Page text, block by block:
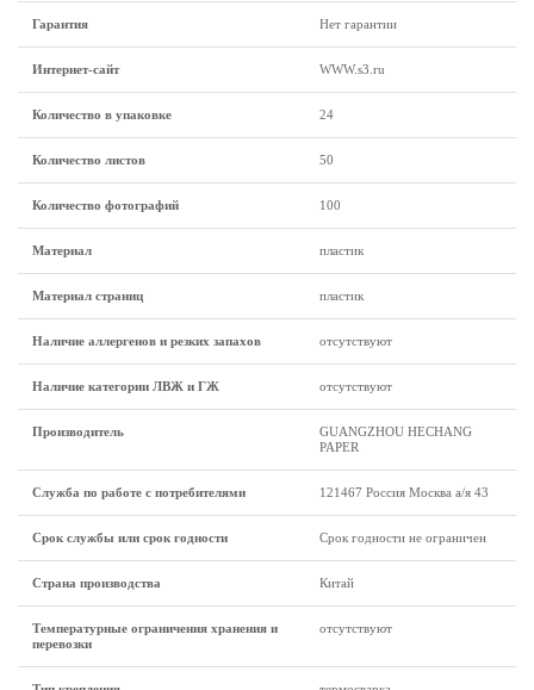
Гарантия Нет гарантии
Интернет-сайт WWW.s3.ru
Количество в упаковке 24
Количество листов 50
Количество фотографий 100
Материал пластик
Материал страниц пластик
Наличие аллергенов и резких запахов отсутствуют
Наличие категории ЛВЖ и ГЖ отсутствуют
Производитель
GUANGZHOU HECHANG
PAPER
Служба по работе с потребителями 121467 Россия Москва а/я 43
Срок службы или срок годности Срок годности не ограничен
Страна производства Китай
Температурные ограничения хранения и
перевозки
отсутствуют